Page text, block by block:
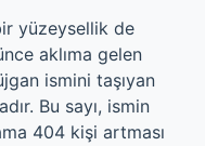
yüzeysellik de
aklıma gelen
ismini taşıyan
Bu sayı, ismin
404 kişi artması